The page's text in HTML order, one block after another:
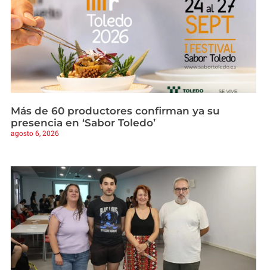
Más de 60 productores confirman ya su
presencia en ‘Sabor Toledo’
agosto 6, 2026